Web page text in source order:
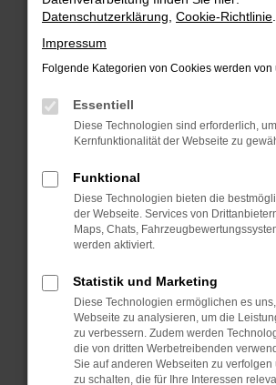
Beim Laden ist ein Fehler aufgetreten.
Hier sind ein paar Tipps, die dir
Überprüfe deine Firewall und
Internetverbindung.
Laden andere Webseiten, zum
Suchmaschine?
Manche Erweiterungen, wie
können das Laden bestimmter
verhindern. Funktioniert die
anderen Browser oder in einem
Starte dein Gerät neu.
Das kann manchmal helfen,
Probleme zu beheben.
Stelle sicher, dass dein
Betriebssystem auf dem
Datenschutzerklärung Cookie-Richtlinie
Impressum
Folgende Kategorien von Cookies werden von
Essentiell
Diese Technologien sind erforderlich,
Kernfunktionalität der Webseite zu
Funktional
Diese Technologien bieten die
der Webseite. Services von
Maps, Chats,
werden aktiviert.
Statistik und Marketing
Diese Technologien ermöglichen es
Webseite zu analysieren, um die
zu verbessern. Zudem werden
die von dritten Werbetreibenden
Sie auf anderen Webseiten zu verfolgen
zu schalten, die für Ihre Interessen